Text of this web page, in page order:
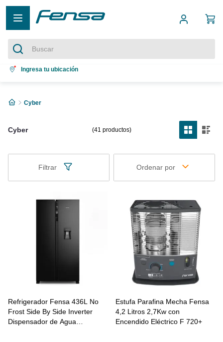
Buscar
Términos más buscados
2. cocina 4 platos
5. secadora
Ingresa tu ubicación
Cyber
Cyber 41 productos
Filtrar Ordenar por
Refrigerador Fensa 436L No
Frost Side By Side Inverter
Dispensador de Agua
Estufa Parafina Mecha Fensa
4,2 Litros 2,7Kw con
Encendido Eléctrico F 720+